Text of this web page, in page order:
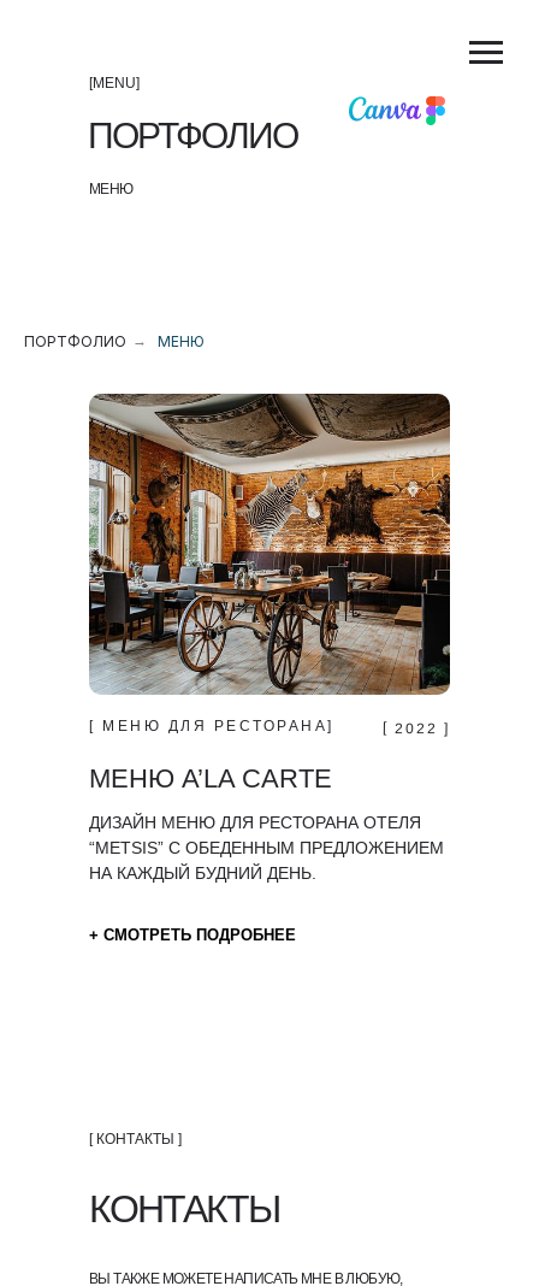
[MENU]
ПОРТФОЛИО
МЕНЮ
ПОРТФОЛИО → МЕНЮ
+ СМОТРЕТЬ ПОДРОБНЕЕ
ДИЗАЙН МЕНЮ ДЛЯ РЕСТОРАНА ОТЕЛЯ
“METSIS” С ОБЕДЕННЫМ ПРЕДЛОЖЕНИЕМ
НА КАЖДЫЙ БУДНИЙ ДЕНЬ.
МЕНЮ A’LA CARTE
[ МЕНЮ ДЛЯ РЕСТОРАНА] [ 2022 ]
ВЫ ТАКЖЕ МОЖЕТЕ НАПИСАТЬ МНЕ В ЛЮБУЮ,
КОНТАКТЫ
[ КОНТАКТЫ ]